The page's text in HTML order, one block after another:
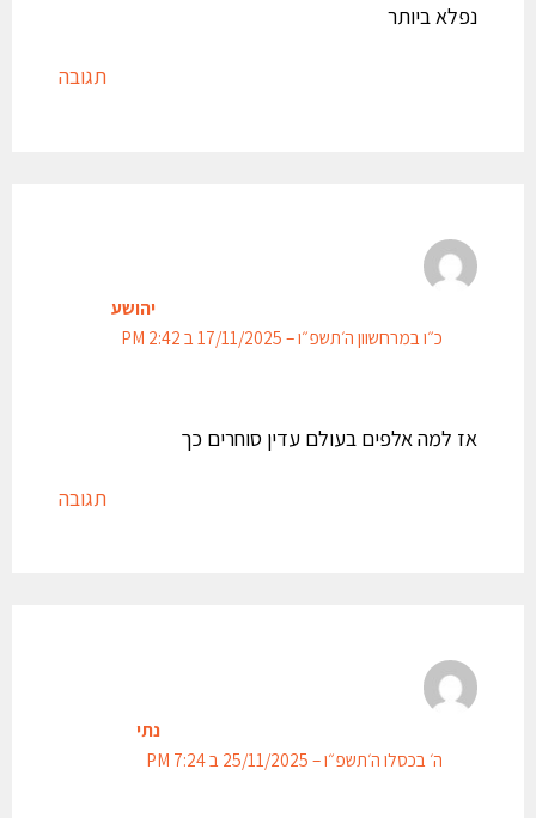
נפלא ביותר
תגובה
יהושע
כ״ו במרחשוון ה׳תשפ״ו – 17/11/2025 ב 2:42 PM
אז למה אלפים בעולם עדין סוחרים כך
תגובה
נתי
ה׳ בכסלו ה׳תשפ״ו – 25/11/2025 ב 7:24 PM